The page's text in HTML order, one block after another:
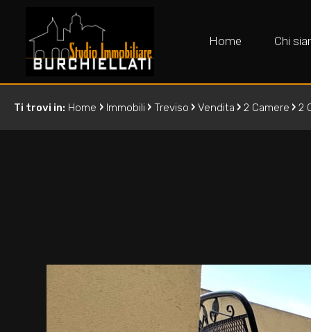
Home Chi
Ti trovi in: Home › Immobili › Treviso › Vendita › 2 Camere › 2